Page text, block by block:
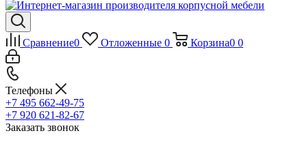
Сравнение0 Отложенные 0 Корзина0 0
Телефоны
+7 495 662-49-75
+7 920 621-82-67
Заказать звонок